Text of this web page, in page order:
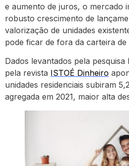
e aumento de juros, o mercado
robusto crescimento de
valorização de unidades
pode ficar de fora da carteira de
Dados levantados pela pesquisa
pela revista ISTOÉ Dinheiro
unidades residenciais subiram
agregada em 2021, maior alta